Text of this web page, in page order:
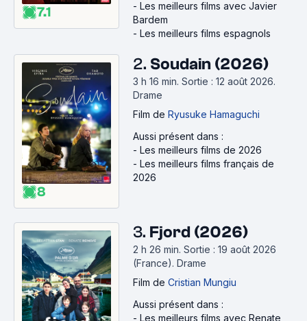
7.1
- Les meilleurs films avec Javier
Bardem
- Les meilleurs films espagnols
8
2. Soudain (2026)
3 h 16 min. Sortie : 12 août 2026.
Drame
Film de Ryusuke Hamaguchi
Aussi présent dans :
- Les meilleurs films de 2026
- Les meilleurs films français de
2026
3. Fjord (2026)
2 h 26 min. Sortie : 19 août 2026
(France). Drame
Film de Cristian Mungiu
Aussi présent dans :
- Les meilleurs films avec Renate